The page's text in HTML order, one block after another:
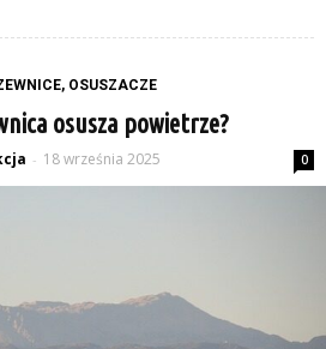
OSUSZACZE
osusza powietrze?
- 18 września 2025 0